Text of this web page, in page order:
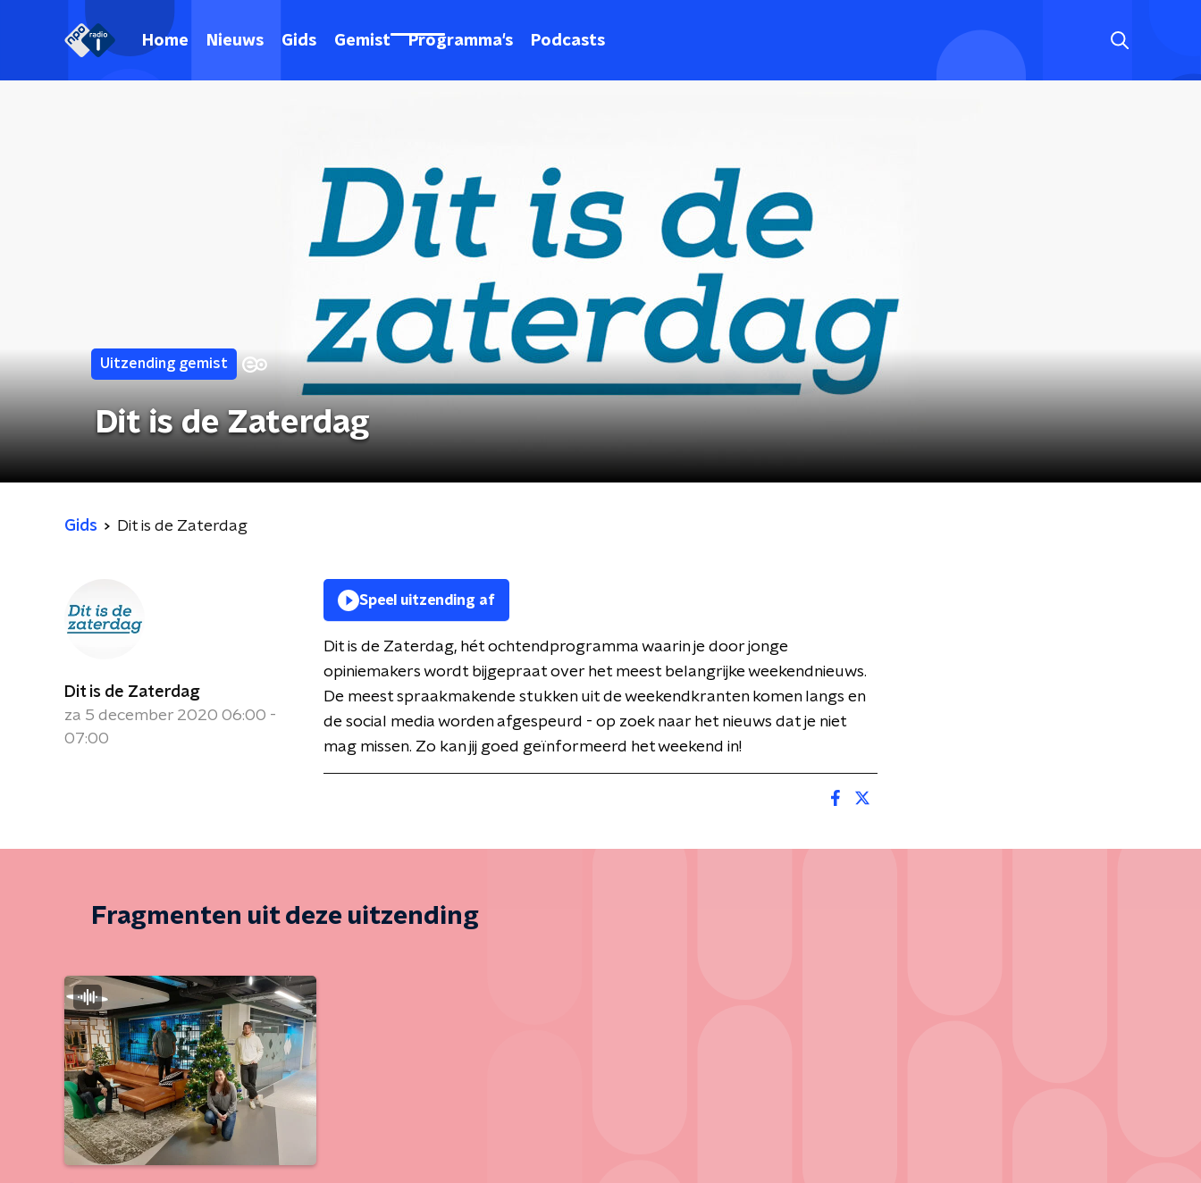
Home Nieuws Gids Gemist Programma's Podcasts
Uitzending gemist
Dit is de Zaterdag
Gids Dit is de Zaterdag
Dit is de Zaterdag
za 5 december 2020 06:00 -
07:00
Speel uitzending af
Dit is de Zaterdag, hét ochtendprogramma waarin je door jonge
opiniemakers wordt bijgepraat over het meest belangrijke weekendnieuws.
De meest spraakmakende stukken uit de weekendkranten komen langs en
de social media worden afgespeurd - op zoek naar het nieuws dat je niet
mag missen. Zo kan jij goed geïnformeerd het weekend in!
Fragmenten uit deze uitzending